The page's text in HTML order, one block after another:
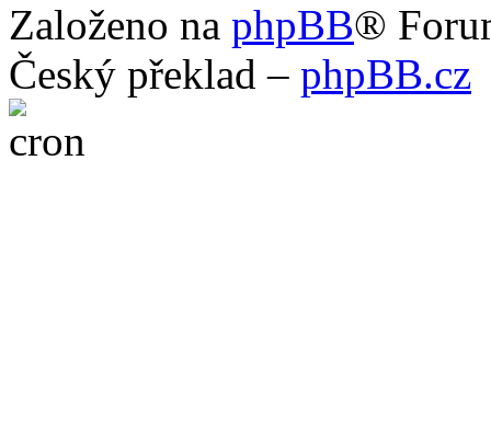
Založeno na phpBB®
Český překlad – phpBB.cz